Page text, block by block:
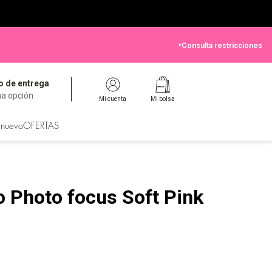
*Consulta restricciones
de entrega
opción
Mi cuenta Mi bolsa
OFERTAS
Photo focus Soft Pink